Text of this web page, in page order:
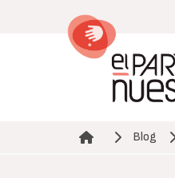
Ruta de navegación
Blog